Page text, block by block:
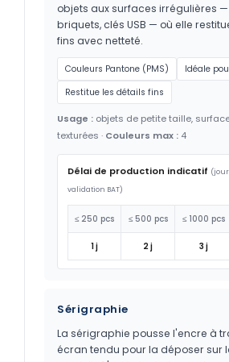
objets aux surfaces irrégulières —
briquets, clés USB — où elle
fins avec netteté.
Couleurs Pantone (PMS)
Idéale
Restitue les détails fins
Usage : objets de petite taille,
texturées · Couleurs max : 4
Délai de production indicatif
validation BAT)
≤ 250 pcs ≤ 500 pcs ≤ 1000 pcs
1 j 2 j 3 j
Sérigraphie
La sérigraphie pousse l'encre à
écran tendu pour la déposer sur